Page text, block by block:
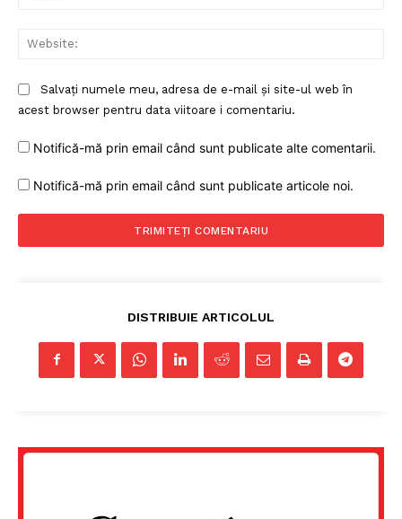
Salvați numele meu, adresa de e-mail și site-ul web în
acest browser pentru data viitoare i comentariu.
Notifică-mă prin email când sunt publicate alte comentarii.
Notifică-mă prin email când sunt publicate articole noi.
DISTRIBUIE ARTICOLUL